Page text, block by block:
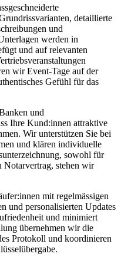
detaillierte
und
werden in
und auf relevanten
wir Event-Tage auf der
Gefühl für das
und
Ihre Kund:innen attraktive
Wir unterstützen Sie bei
und klären individuelle
sowohl für
Notarvertrag, stehen wir
mit regelmässigen
und personalisierten Updates
und minimiert
übernehmen wir die
Protokoll und koordinieren